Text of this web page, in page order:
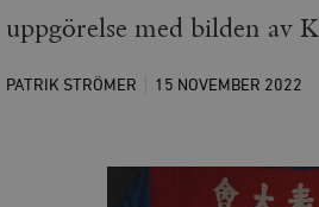
uppgörelse med bilden av
PATRIK STRÖMER 15 NOVEMBER 2022